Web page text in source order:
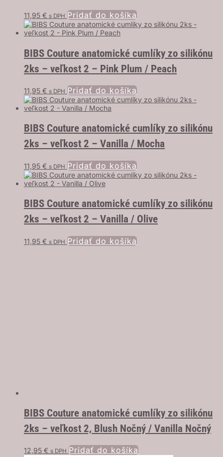
11,95 € s DPH Pridať do košíka
BIBS Couture anatomické cumlíky zo silikónu
2ks – veľkost 2 – Pink Plum / Peach
11,95 € s DPH Pridať do košíka
BIBS Couture anatomické cumlíky zo silikónu
2ks – veľkost 2 – Vanilla / Mocha
11,95 € s DPH Pridať do košíka
BIBS Couture anatomické cumlíky zo silikónu
2ks – veľkost 2 – Vanilla / Olive
11,95 € s DPH Pridať do košíka
BIBS Couture anatomické cumlíky zo silikónu
2ks – veľkost 2, Blush Nočný / Vanilla Nočný
12,95 € s DPH Pridať do košíka